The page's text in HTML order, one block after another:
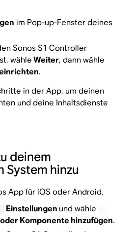
im Pop-up-Fenster deines
Sonos S1 Controller
wähleWeiter, dann wähle
.
in der App, um deinen
und deine Inhaltsdienste
deinem
System hinzu
App für iOS oder Android.
Einstellungen und wähle
Komponente hinzufügen.